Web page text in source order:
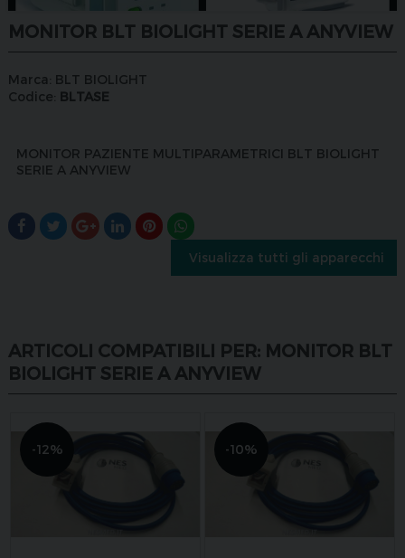
MONITOR BLT BIOLIGHT SERIE A ANYVIEW
Marca: BLT BIOLIGHT
Codice: BLTASE
MONITOR PAZIENTE MULTIPARAMETRICI BLT BIOLIGHT
SERIE A ANYVIEW
Visualizza tutti gli apparecchi
ARTICOLI COMPATIBILI PER: MONITOR BLT
BIOLIGHT SERIE A ANYVIEW
-12% -10%